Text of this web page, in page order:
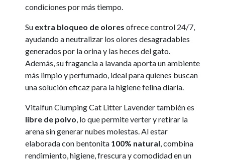
condiciones por más tiempo.
Su extra bloqueo de olores ofrece control 24/7,
ayudando a neutralizar los olores desagradables
generados por la orina y las heces del gato.
Además, su fragancia a lavanda aporta un ambiente
más limpio y perfumado, ideal para quienes buscan
una solución eficaz para la higiene felina diaria.
Vitalfun Clumping Cat Litter Lavender también es
libre de polvo , lo que permite verter y retirar la
arena sin generar nubes molestas. Al estar
elaborada con bentonita 100% natural , combina
rendimiento, higiene, frescura y comodidad en un